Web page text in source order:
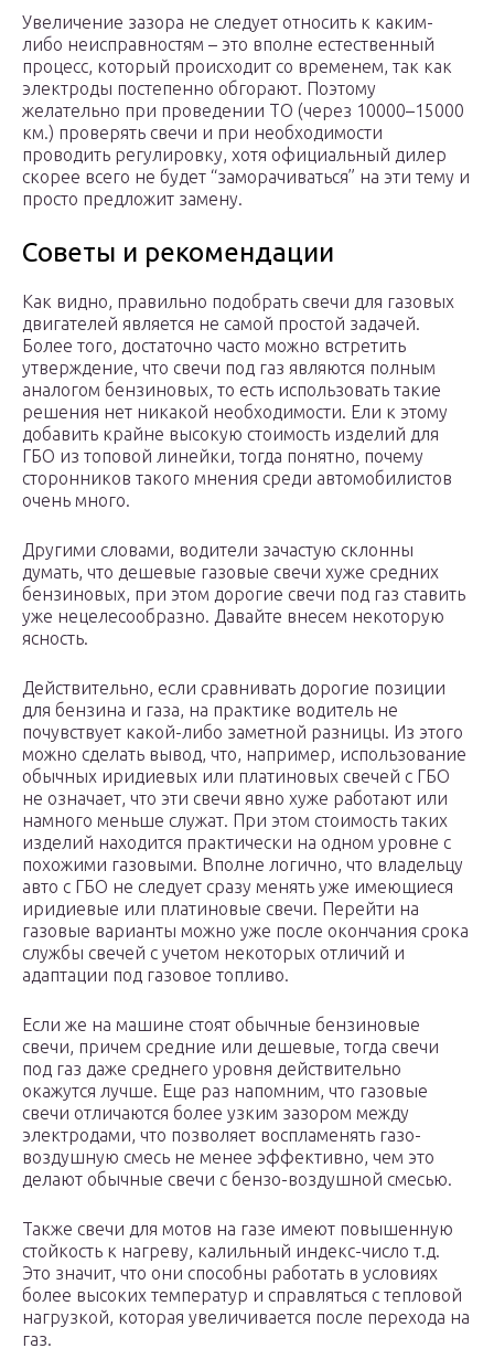
Увеличение зазора не следует относить к каким-
либо неисправностям – это вполне естественный
процесс, который происходит со временем, так как
электроды постепенно обгорают. Поэтому
желательно при проведении ТО (через 10000–15000
км.) проверять свечи и при необходимости
проводить регулировку, хотя официальный дилер
скорее всего не будет “заморачиваться” на эти тему и
просто предложит замену.
Советы и рекомендации
Как видно, правильно подобрать свечи для газовых
двигателей является не самой простой задачей.
Более того, достаточно часто можно встретить
утверждение, что свечи под газ являются полным
аналогом бензиновых, то есть использовать такие
решения нет никакой необходимости. Ели к этому
добавить крайне высокую стоимость изделий для
ГБО из топовой линейки, тогда понятно, почему
сторонников такого мнения среди автомобилистов
очень много.
Другими словами, водители зачастую склонны
думать, что дешевые газовые свечи хуже средних
бензиновых, при этом дорогие свечи под газ ставить
уже нецелесообразно. Давайте внесем некоторую
ясность.
Действительно, если сравнивать дорогие позиции
для бензина и газа, на практике водитель не
почувствует какой-либо заметной разницы. Из этого
можно сделать вывод, что, например, использование
обычных иридиевых или платиновых свечей с ГБО
не означает, что эти свечи явно хуже работают или
намного меньше служат. При этом стоимость таких
изделий находится практически на одном уровне с
похожими газовыми. Вполне логично, что владельцу
авто с ГБО не следует сразу менять уже имеющиеся
иридиевые или платиновые свечи. Перейти на
газовые варианты можно уже после окончания срока
службы свечей с учетом некоторых отличий и
адаптации под газовое топливо.
Если же на машине стоят обычные бензиновые
свечи, причем средние или дешевые, тогда свечи
под газ даже среднего уровня действительно
окажутся лучше. Еще раз напомним, что газовые
свечи отличаются более узким зазором между
электродами, что позволяет воспламенять газо-
воздушную смесь не менее эффективно, чем это
делают обычные свечи с бензо-воздушной смесью.
Также свечи для мотов на газе имеют повышенную
стойкость к нагреву, калильный индекс-число т.д.
Это значит, что они способны работать в условиях
более высоких температур и справляться с тепловой
нагрузкой, которая увеличивается после перехода на
газ.